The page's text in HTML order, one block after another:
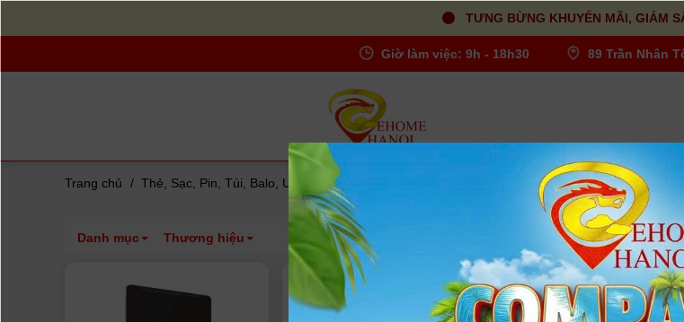
TƯNG BỪNG KHUYẾN MÃI, GIẢM
Giờ làm việc: 9h - 18h30 89 Trần Nhân
Trang chủ / Thẻ, Sạc, Pin, Túi, Balo, UV-Filters... UV - Filter Haida
Danh mục Thương hiệu